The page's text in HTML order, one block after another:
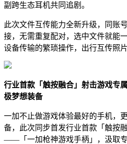
副跨生态耳机共同追剧。
此次文件互传能力全新升级，同账
接，无需重复配对，选中文件就能
设备传输的繁琐操作，出行互传照片
行业首款「触按融合」射击游戏专
极梦想装备
一加不止做游戏体验最好的手机，
备，此次同步首发行业首款「触按
——「一加枪神游戏手柄」，汲取